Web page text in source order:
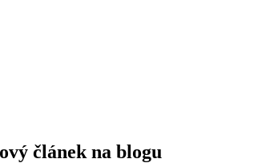
článek na blogu